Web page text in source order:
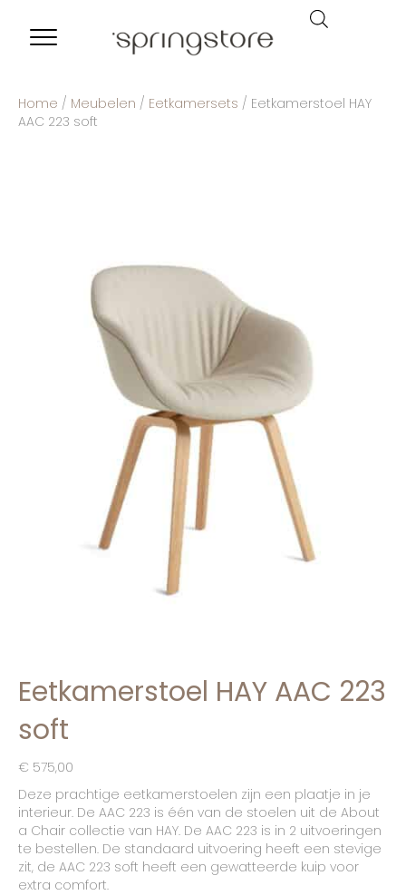
Home / Meubelen / Eetkamersets / Eetkamerstoel HAY
AAC 223 soft
Eetkamerstoel HAY AAC 223
soft
€ 575,00
Deze prachtige eetkamerstoelen zijn een plaatje in je
interieur. De AAC 223 is één van de stoelen uit de About
a Chair collectie van HAY. De AAC 223 is in 2 uitvoeringen
te bestellen. De standaard uitvoering heeft een stevige
zit, de AAC 223 soft heeft een gewatteerde kuip voor
extra comfort.